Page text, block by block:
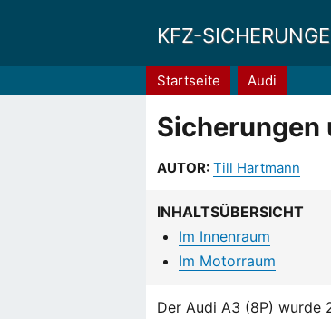
KFZ-
Pfadnavigation
Startseite Audi
Sicherungen
AUTOR: Till Hartmann
INHALTSÜBERSICHT
Im Innenraum
Im Motorraum
Der Audi A3 (8P) wurde